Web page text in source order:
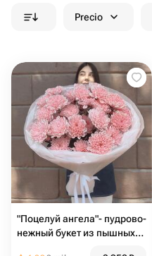
Precio
"Поцелуй ангела"- пудрово-
нежный букет из пышных